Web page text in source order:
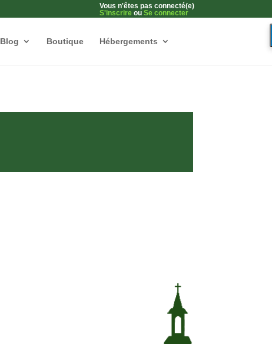
Vous n'êtes pas connecté(e)
S'inscrire ou Se connecter
Blog Boutique Hébergements